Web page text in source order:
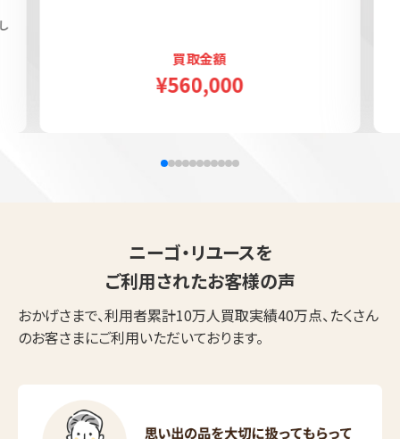
買取金額
¥560,000
ニーゴ・リユースを
ご利用されたお客様の声
おかげさまで、利用者累計10万人買取実績40万点、たくさん
のお客さまにご利用いただいております。